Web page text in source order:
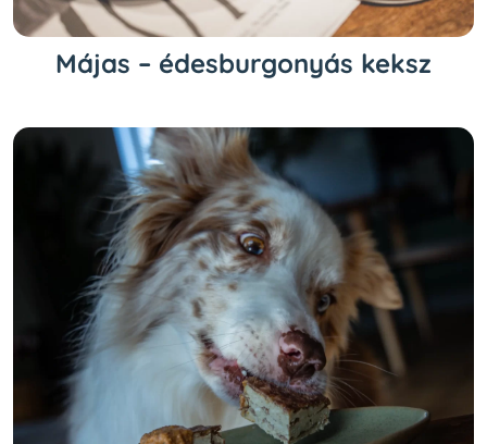
Májas – édesburgonyás keksz